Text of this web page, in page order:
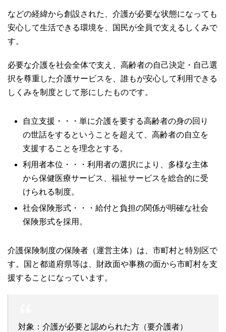
などの経緯から創設された、介護が必要な状態になっても
安心して生活できる環境を、国民が全員で支えるしくみで
す。
必要な介護を社会全体で支え、高齢者の自己決定・自己選
択を尊重した介護サービスを、誰もが安心して利用できる
しくみを制度として形にしたものです。
自立支援・・・単に介護を要する高齢者の身の回り
の世話をするということを超えて、高齢者の自立を
支援することを理念とする。
利用者本位・・・利用者の選択により、多様な主体
から保健医療サービス、福祉サービスを総合的に受
けられる制度。
社会保険形式・・・給付と負担の関係が明確な社会
保険形式を採用。
介護保険制度の保険者（運営主体）は、市町村と特別区で
す。国と都道府県等は、財政面や事務の面から市町村を支
援することになっています。
対象：介護が必要と認められた方（要介護者）